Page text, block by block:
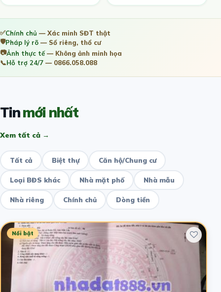
✅Chính chủ — Xác minh SĐT thật
🛡️Pháp lý rõ — Sổ riêng, thổ cư
📷Ảnh thực tế— Không ảnh minh họa
📞Hỗ trợ 24/7 — 0866.058.088
Tinmới nhất
Xem tất cả →
Tất cả Biệt thự Căn hộ/Chung cư
Loại BĐS khác Nhà mặt phố Nhà mẫu
Nhà riêng Chính chủ Dòng tiền
Nổi bật